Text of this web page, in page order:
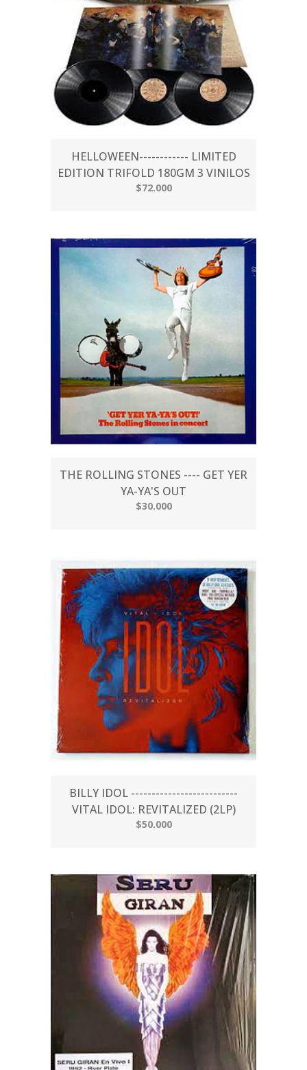
HELLOWEEN------------ LIMITED
EDITION TRIFOLD 180GM 3 VINILOS
$72.000
THE ROLLING STONES ---- GET YER
YA-YA'S OUT
$30.000
BILLY IDOL --------------------------
VITAL IDOL: REVITALIZED (2LP)
$50.000